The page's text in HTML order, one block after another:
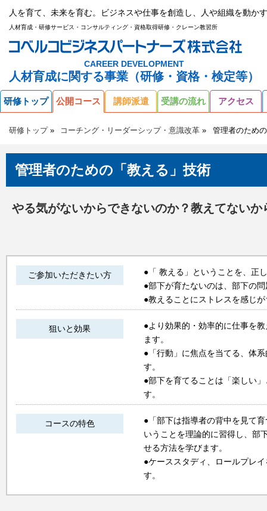
人を育て、未来を育む。ビジネスや仕事を創造し、人や組織を動か
人材育成・研修サービス・コンサルティング・資格取得研修・クレーン教習所
CAREER DEVELOPMENT
人材育成に関する事業（研修・資格・検定等）
研修トップ 公開コース 講師派遣 受講の流れ アクセス
研修トップ コーチング・リーダーシップ・意識改革 管理者のため
管理者のための「教える」技術
やる気がないからできないのか？教えてないか
ご参加いただきたい方
●「 教える」ということを、正
●部下が育たないのは、部下の
●教えることにストレスを感じ
狙いと効果
●より効果的・効率的に仕事を
ます。
●「行動」に焦点を当てる、体
す。
●部下を育てることは「楽しい
す。
コースの特色
●「部下は指導者の背中を見て
いうことを理論的に習得し、部
せる方法を学びます。
●ケーススタディ、ロールプレ
す。